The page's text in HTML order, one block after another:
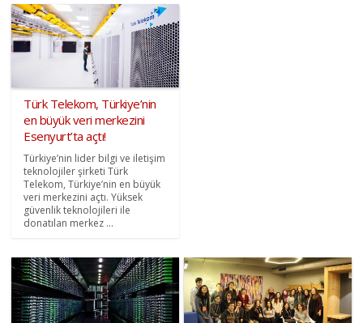
Türk Telekom, Türkiye’nin
en büyük veri merkezini
Esenyurt’ta açtı!
Türkiye’nin lider bilgi ve iletişim
teknolojiler şirketi Türk
Telekom, Türkiye’nin en büyük
veri merkezini açtı. Yüksek
güvenlik teknolojileri ile
donatılan merkez ...